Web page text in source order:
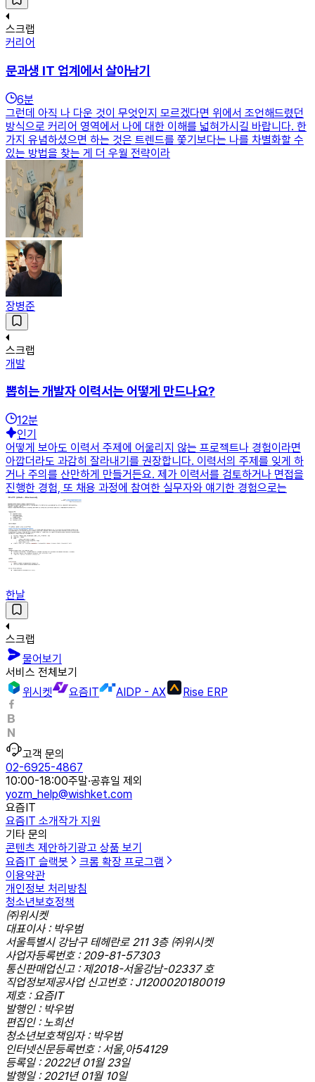
스크랩
커리어
문과생 IT 업계에서 살아남기
6분
그런데 아직 나 다운 것이 무엇인지 모르겠다면 위에서 조언해드렸던
방식으로 커리어 영역에서 나에 대한 이해를 넓혀가시길 바랍니다. 한
가지 유념하셨으면 하는 것은 트렌드를 쫓기보다는 나를 차별화할 수
있는 방법을 찾는 게 더 우월 전략이라
장병준
스크랩
개발
뽑히는 개발자 이력서는 어떻게 만드나요?
12분
인기
어떻게 보아도 이력서 주제에 어울리지 않는 프로젝트나 경험이라면
아깝더라도 과감히 잘라내기를 권장합니다. 이력서의 주제를 잊게 하
거나 주의를 산만하게 만들거든요. 제가 이력서를 검토하거나 면접을
진행한 경험, 또 채용 과정에 참여한 실무자와 얘기한 경험으로는
한날
스크랩
물어보기
서비스 전체보기
위시켓
요즘IT AIDP - AX Rise ERP
고객 문의
02-6925-4867
10:00-18:00주말·공휴일 제외
yozm_help@wishket.com
요즘IT
요즘IT 소개작가 지원
기타 문의
콘텐츠 제안하기 광고 상품 보기
요즘IT 슬랙봇
크롬 확장 프로그램
이용약관
개인정보 처리방침
청소년보호정책
㈜위시켓
대표이사 : 박우범
서울특별시 강남구 테헤란로 211 3층 ㈜위시켓
사업자등록번호 : 209-81-57303
통신판매업신고 : 제2018-서울강남-02337 호
직업정보제공사업 신고번호 : J1200020180019
제호 : 요즘IT
발행인 : 박우범
편집인 : 노희선
청소년보호책임자 : 박우범
인터넷신문등록번호 : 서울,아54129
등록일 : 2022년 01월 23일
발행일 : 2021년 01월 10일